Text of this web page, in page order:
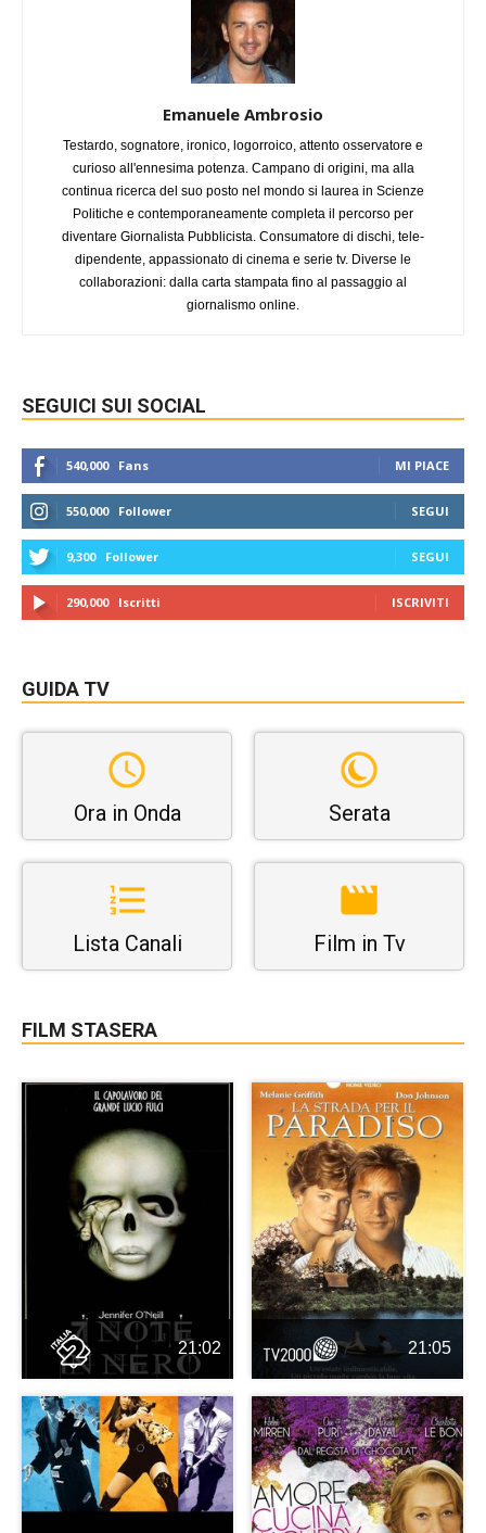
Emanuele Ambrosio
Testardo, sognatore, ironico, logorroico, attento osservatore e
curioso all'ennesima potenza. Campano di origini, ma alla
continua ricerca del suo posto nel mondo si laurea in Scienze
Politiche e contemporaneamente completa il percorso per
diventare Giornalista Pubblicista. Consumatore di dischi, tele-
dipendente, appassionato di cinema e serie tv. Diverse le
collaborazioni: dalla carta stampata fino al passaggio al
giornalismo online.
SEGUICI SUI SOCIAL
540,000 Fans MI PIACE
550,000 Follower SEGUI
9,300 Follower SEGUI
290,000 Iscritti ISCRIVITI
GUIDA TV
Ora in Onda Serata
Lista Canali Film in Tv
FILM STASERA
21:02 21:05